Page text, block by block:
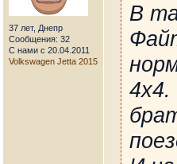
37 лет, Днепр
Сообщения: 32
С нами с 20.04.2011
Volkswagen Jetta 2015
В